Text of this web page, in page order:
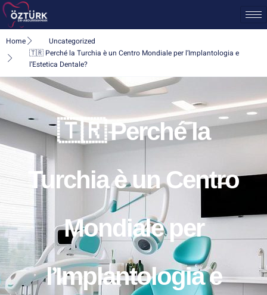
Home
Uncategorized
🇹🇷 Perché la Turchia è un Centro Mondiale per l’Implantologia e
l’Estetica Dentale?
🇹🇷 Perché la
Turchia è un Centro
Mondiale per
l’Implantologia e